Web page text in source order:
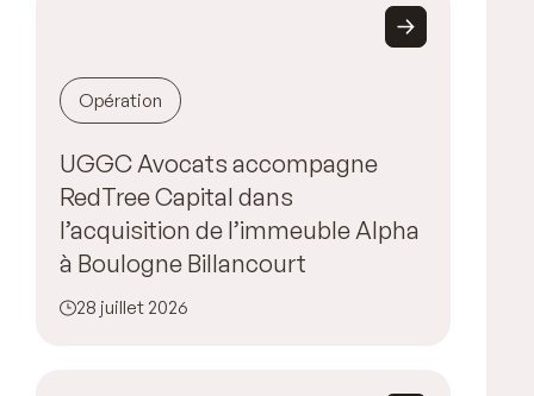
Opération
UGGC Avocats accompagne
RedTree Capital dans
l’acquisition de l’immeuble Alpha
à Boulogne Billancourt
28 juillet 2026